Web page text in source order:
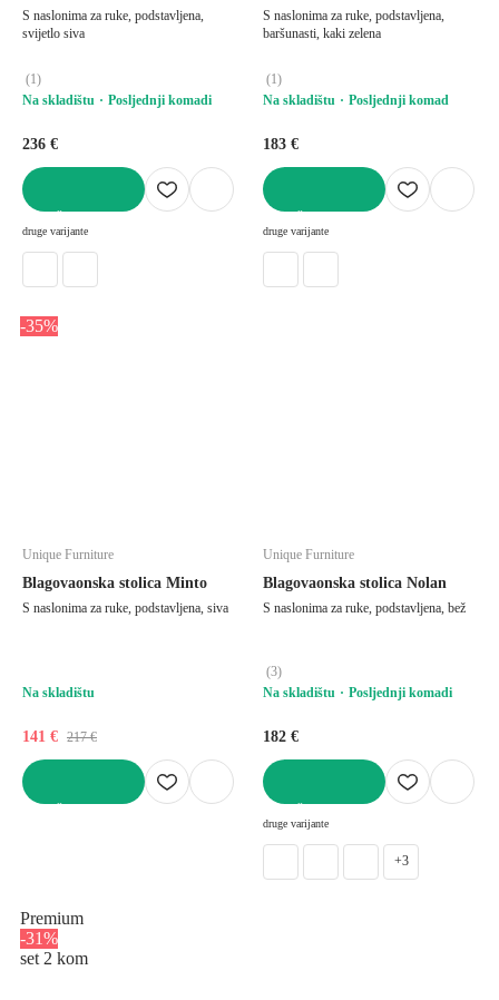
S naslonima za ruke, podstavljena,
svijetlo siva
(1)
Na skladištu
Posljednji komadi
236 €
druge varijante
S naslonima za ruke, podstavljena,
baršunasti, kaki zelena
(1)
Na skladištu
Posljednji komad
183 €
druge varijante
-35%
Unique Furniture
Blagovaonska stolica Minto
S naslonima za ruke, podstavljena, siva
Na skladištu
141 € 217 €
Unique Furniture
Blagovaonska stolica Nolan
S naslonima za ruke, podstavljena, bež
(3)
Na skladištu
Posljednji komadi
182 €
druge varijante
+3
Premium
-31%
set 2 kom